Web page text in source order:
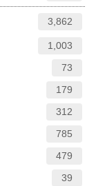
3,862
1,003
73
179
312
785
479
39